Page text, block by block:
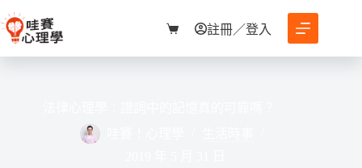
至
購
物
註冊／登入